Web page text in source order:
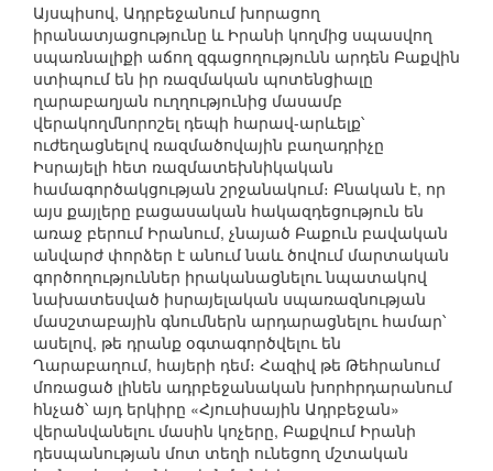
Այսպիսով, Ադրբեջանում խորացող
իրանատյացությունը և Իրանի կողմից սպասվող
սպառնալիքի աճող զգացողությունն արդեն Բաքվին
ստիպում են իր ռազմական պոտենցիալը
ղարաբաղյան ուղղությունից մասամբ
վերակողմնորոշել դեպի հարավ-արևելք՝
ուժեղացնելով ռազմածովային բաղադրիչը
Իսրայելի հետ ռազմատեխնիկական
համագործակցության շրջանակում։ Բնական է, որ
այս քայլերը բացասական հակազդեցություն են
առաջ բերում Իրանում, չնայած Բաքուն բավական
անվարժ փորձեր է անում նաև ծովում մարտական
գործողություններ իրականացնելու նպատակով
նախատեսված իսրայելական սպառազնության
մասշտաբային գնումներն արդարացնելու համար՝
ասելով, թե դրանք օգտագործվելու են
Ղարաբաղում, հայերի դեմ։ Հազիվ թե Թեհրանում
մոռացած լինեն ադրբեջանական խորհրդարանում
հնչած՝ այդ երկիրը «Հյուսիսային Ադրբեջան»
վերանվանելու մասին կոչերը, Բաքվում Իրանի
դեսպանության մոտ տեղի ունեցող մշտական